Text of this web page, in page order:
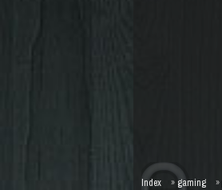
Index » gaming »